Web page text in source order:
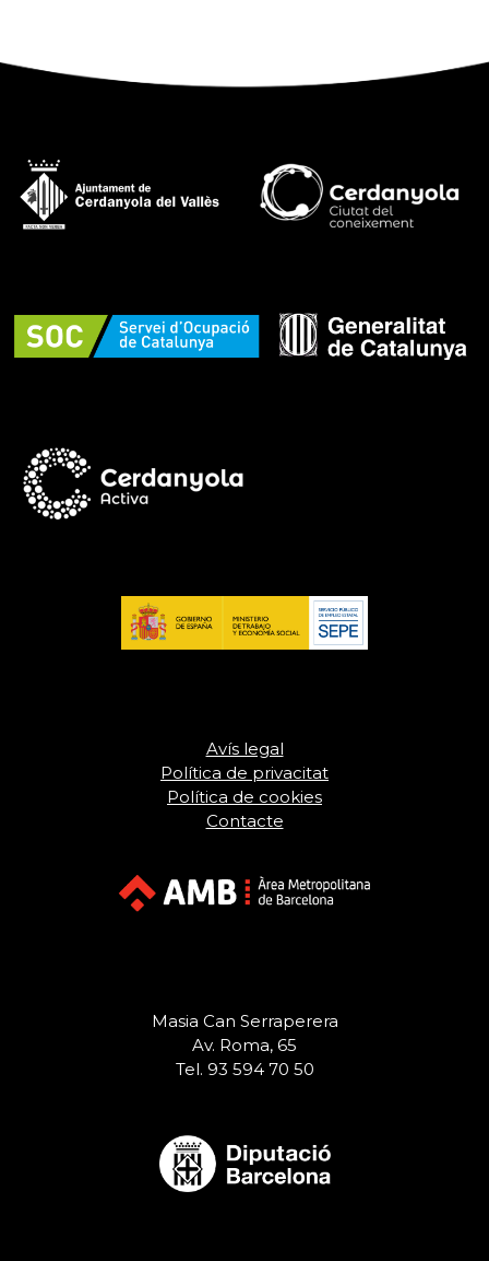
Avís legal
Política de privacitat
Política de cookies
Contacte
Masia Can Serraperera
Av. Roma, 65
Tel. 93 594 70 50